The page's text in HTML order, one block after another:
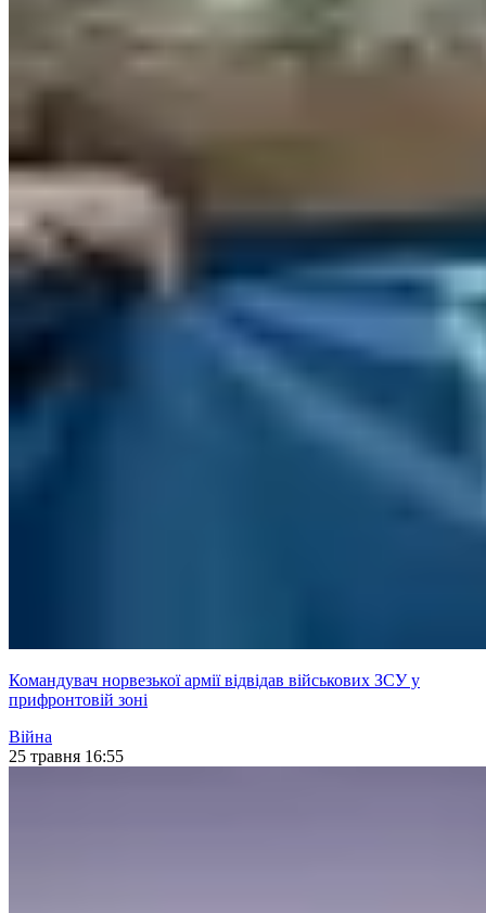
Командувач норвезької армії відвідав військових ЗСУ у
прифронтовій зоні
Війна
25 травня 16:55